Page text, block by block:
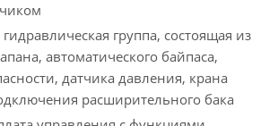
группа, состоящая из
автоматического байпаса,
датчика давления, крана
расширительного бака